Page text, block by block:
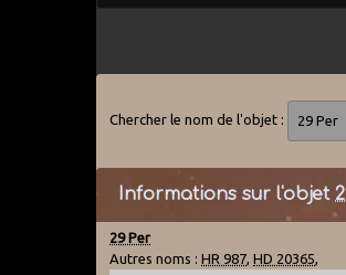
Chercher le nom de l'objet :
Informations sur l'objet
29 Per
Autres noms :HR 987 ,HD 20365